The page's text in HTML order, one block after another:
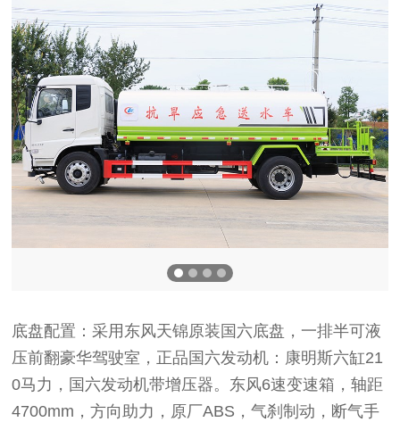
底盘配置：采用东风天锦原装国六底盘，一排半可液
压前翻豪华驾驶室，正品国六发动机：康明斯六缸21
0马力，国六发动机带增压器。东风6速变速箱，轴距
4700mm，方向助力，原厂ABS，气刹制动，断气手